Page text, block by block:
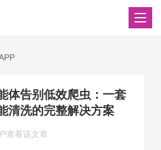
体告别低效爬虫：一套
清洗的完整解决方案
查看该文章